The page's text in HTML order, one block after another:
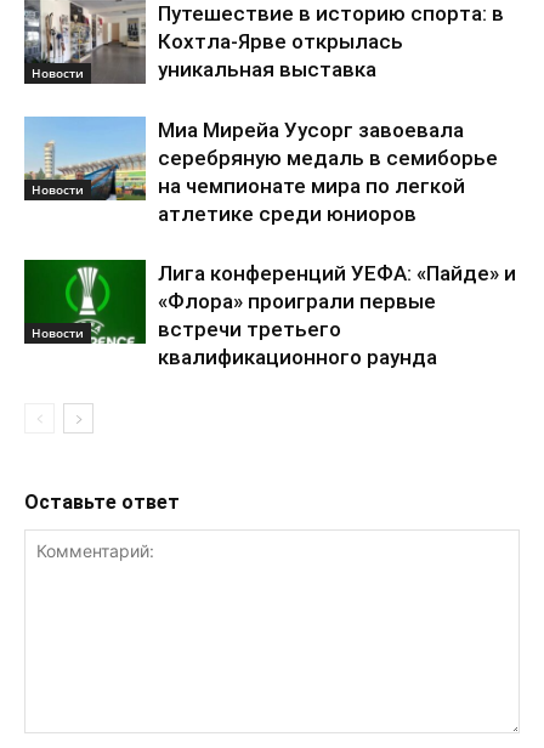
Новости
Путешествие в историю спорта: в
Кохтла-Ярве открылась
уникальная выставка
Новости
Миа Мирейа Уусорг завоевала
серебряную медаль в семиборье
на чемпионате мира по легкой
атлетике среди юниоров
Новости
Лига конференций УЕФА: «Пайде» и
«Флора» проиграли первые
встречи третьего
квалификационного раунда
Оставьте ответ